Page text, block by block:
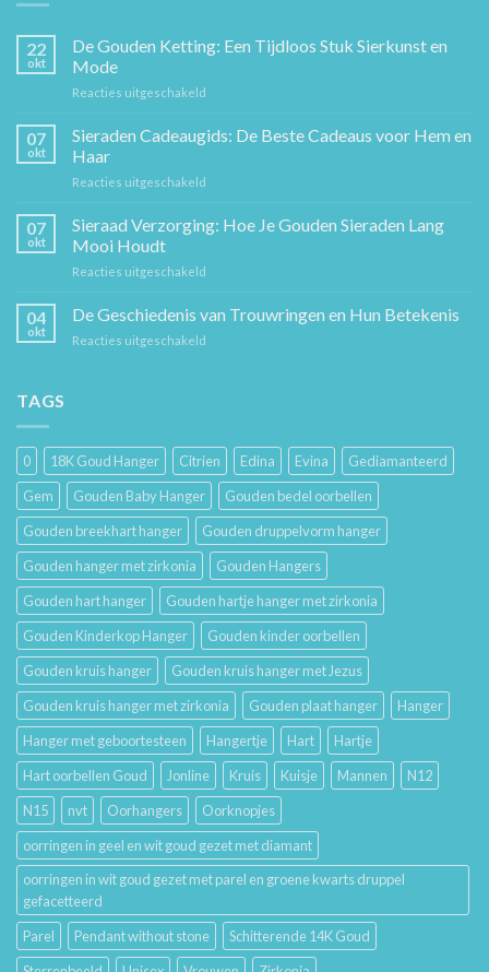
22
okt
De Gouden Ketting: Een Tijdloos Stuk Sierkunst en
Mode
Reacties uitgeschakeld
Gouden
Ketting:
Sierkunst
en
07
okt
Sieraden Cadeaugids: De Beste Cadeaus voor Hem en
Haar
Reacties uitgeschakeld
Cadeaugids:
De
Hem
07
okt
Sieraad Verzorging: Hoe Je Gouden Sieraden Lang
Mooi Houdt
Reacties uitgeschakeld
Verzorging:
Hoe
04
okt
De Geschiedenis van Trouwringen en Hun Betekenis
Reacties uitgeschakeld
Hun
Betekenis
TAGS
0 18K Goud Hanger Citrien Edina Evina
Gediamanteerd
Gem
Gouden Baby Hanger
Gouden bedel oorbellen
Gouden breekhart hanger
Gouden druppelvorm hanger
Gouden hanger met zirkonia
Gouden Hangers
Gouden hart hanger
Gouden hartje hanger met zirkonia
Gouden Kinderkop Hanger
Gouden kinder oorbellen
Gouden kruis hanger
Gouden kruis hanger met Jezus
Gouden kruis hanger met zirkonia
Gouden plaat hanger
Hanger
Hanger met geboortesteen
Hangertje Hart
Hartje
Hart oorbellen Goud
Jonline Kruis Kuisje Mannen
N12
N15
nvt Oorhangers
Oorknopjes
oorringen in geel en wit goud gezet met diamant
oorringen in wit goud gezet met parel en groene kwarts druppel
gefacetteerd
Parel
Pendant without stone
Schitterende 14K Goud